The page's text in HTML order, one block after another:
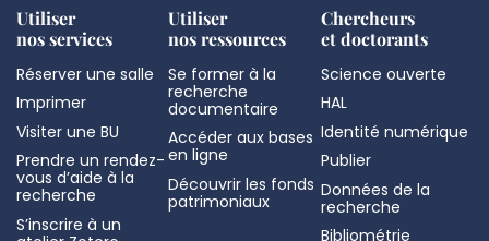
Utiliser
nos services
Réserver une salle
Imprimer
Visiter une BU
Prendre un rendez-
vous d’aide à la
recherche
S’inscrire à un
Utiliser
nos ressources
Se former à la
recherche
documentaire
Accéder aux bases
en ligne
Découvrir les fonds
patrimoniaux
Chercheurs
et doctorants
Science ouverte
HAL
Identité numérique
Publier
Données de la
recherche
Bibliométrie